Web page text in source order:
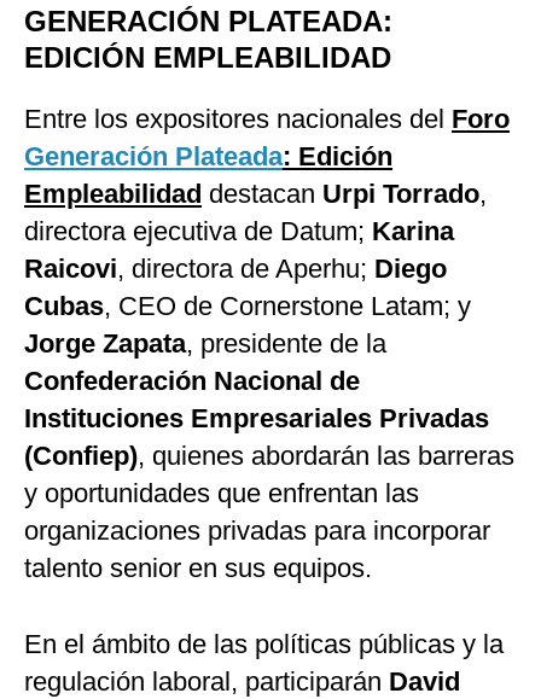
GENERACIÓN PLATEADA:
EDICIÓN EMPLEABILIDAD
Entre los expositores nacionales del Foro
Generación Plateada: Edición
Empleabilidad destacan Urpi Torrado,
directora ejecutiva de Datum; Karina
Raicovi, directora de Aperhu; Diego
Cubas, CEO de Cornerstone Latam; y
Jorge Zapata, presidente de la
Confederación Nacional de
Instituciones Empresariales Privadas
(Confiep), quienes abordarán las barreras
y oportunidades que enfrentan las
organizaciones privadas para incorporar
talento senior en sus equipos.
En el ámbito de las políticas públicas y la
regulación laboral, participarán David